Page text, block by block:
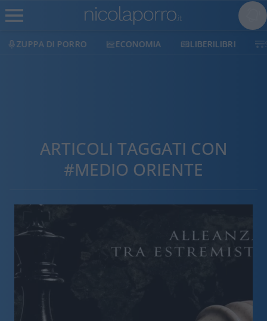
ECONOMIA LIBERILIBRI SHOP SOSTIENICI
ARTICOLI TAGGATI CON
#MEDIO ORIENTE